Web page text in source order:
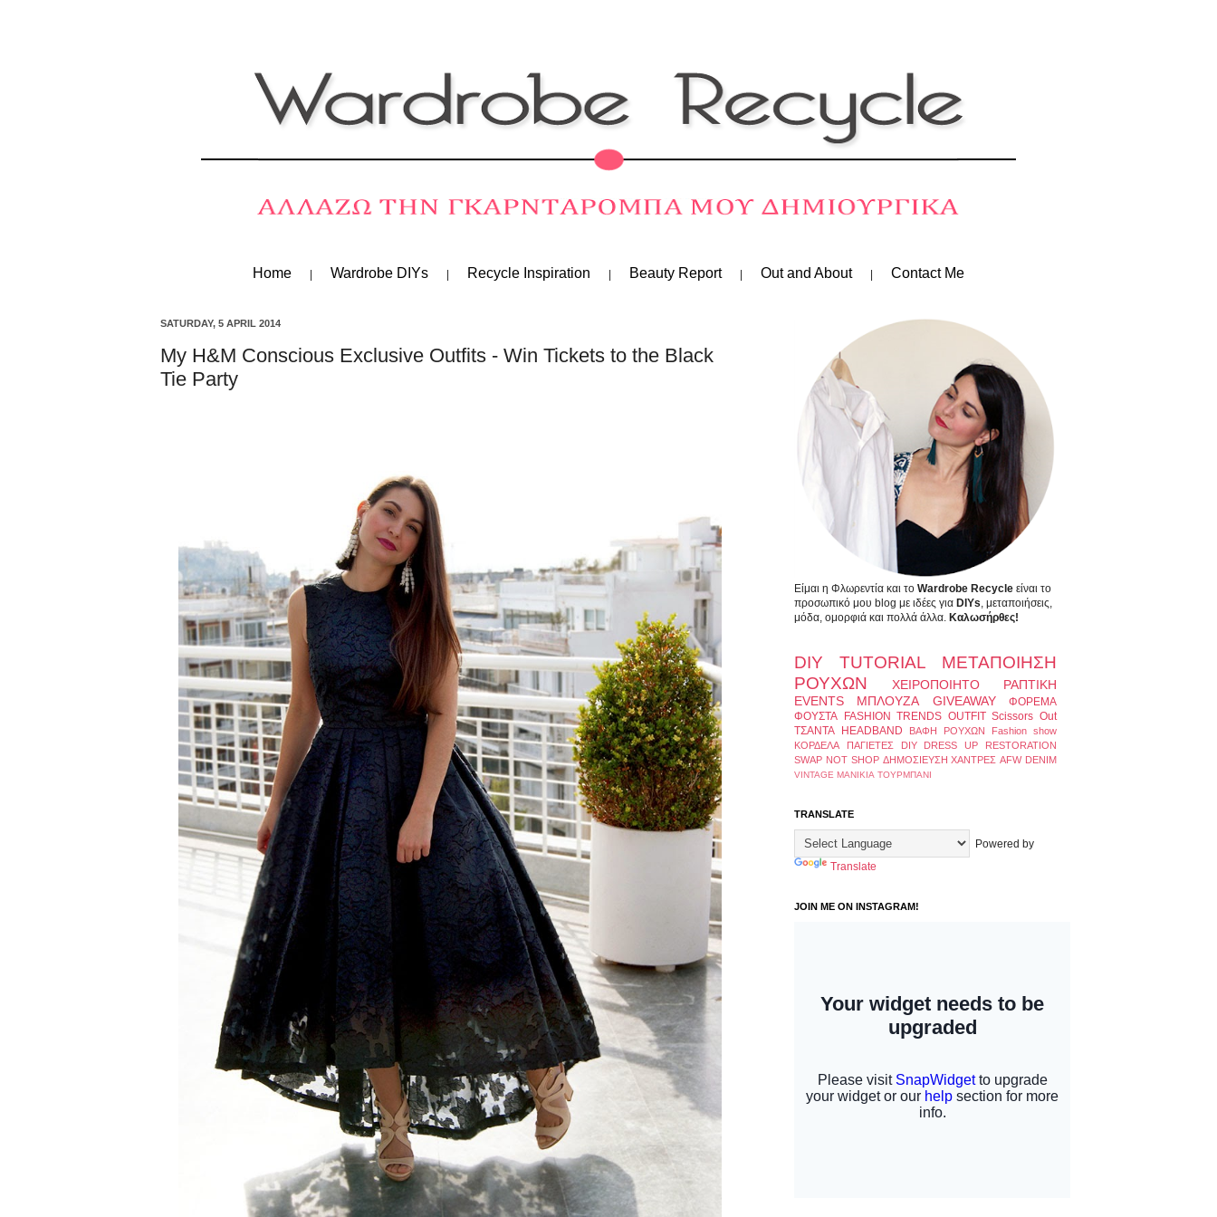
Home Wardrobe DIYs Recycle Inspiration Beauty Report Out and About Contact Me
SATURDAY, 5 APRIL 2014
My H&M Conscious Exclusive Outfits - Win Tickets to the Black
Tie Party
Είμαι η Φλωρεντία και το Wardrobe Recycle είναι το
προσωπικό μου blog με ιδέες για DIYs, μεταποιήσεις,
μόδα, ομορφιά και πολλά άλλα. Καλωσήρθες!
DIY TUTORIAL
ΜΕΤΑΠΟΙΗΣΗ
ΡΟΥΧΩΝ
ΧΕΙΡΟΠΟΙΗΤΟ
ΡΑΠΤΙΚΗ
EVENTS
ΜΠΛΟΥΖΑ GIVEAWAY
ΦΟΡΕΜΑ
ΦΟΥΣΤΑ
FASHION TRENDS OUTFIT Scissors Out
ΤΣΑΝΤΑ
HEADBAND ΒΑΦΗ ΡΟΥΧΩΝ
Fashion show
ΚΟΡΔΕΛΑ
ΠΑΓΙΕΤΕΣ DIY DRESS UP
RESTORATION
SWAP NOT SHOP ΔΗΜΟΣΙΕΥΣΗ ΧΑΝΤΡΕΣ AFW DENIM
VINTAGE ΜΑΝΙΚΙΑ ΤΟΥΡΜΠΑΝΙ
TRANSLATE
Powered by
Translate
JOIN ME ON INSTAGRAM!